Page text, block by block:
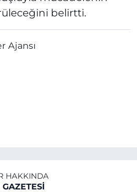
belirtti.
Ajansı
HAKKINDA